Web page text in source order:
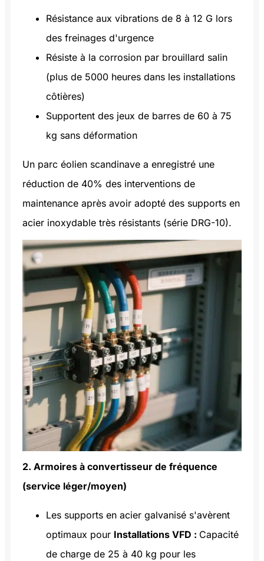
Résistance aux vibrations de 8 à 12 G lors
des freinages d'urgence
Résiste à la corrosion par brouillard salin
(plus de 5000 heures dans les installations
côtières)
Supportent des jeux de barres de 60 à 75
kg sans déformation
Un parc éolien scandinave a enregistré une
réduction de 40% des interventions de
maintenance après avoir adopté des supports en
acier inoxydable très résistants (série DRG-10).
2. Armoires à convertisseur de fréquence
(service léger/moyen)
Les supports en acier galvanisé s'avèrent
optimaux pour Installations VFD : Capacité
de charge de 25 à 40 kg pour les